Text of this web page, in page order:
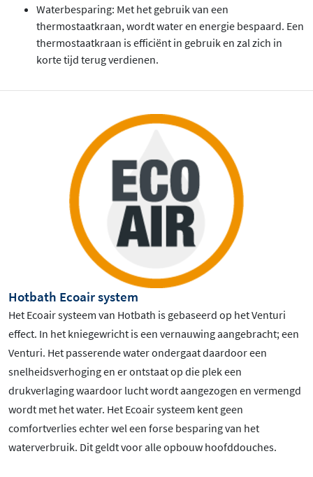
Waterbesparing: Met het gebruik van een
thermostaatkraan, wordt water en energie bespaard. Een
thermostaatkraan is efficiënt in gebruik en zal zich in
korte tijd terug verdienen.
Hotbath Ecoair system
Het Ecoair systeem van Hotbath is gebaseerd op het Venturi
effect. In het kniegewricht is een vernauwing aangebracht; een
Venturi. Het passerende water ondergaat daardoor een
snelheidsverhoging en er ontstaat op die plek een
drukverlaging waardoor lucht wordt aangezogen en vermengd
wordt met het water. Het Ecoair systeem kent geen
comfortverlies echter wel een forse besparing van het
waterverbruik. Dit geldt voor alle opbouw hoofddouches.